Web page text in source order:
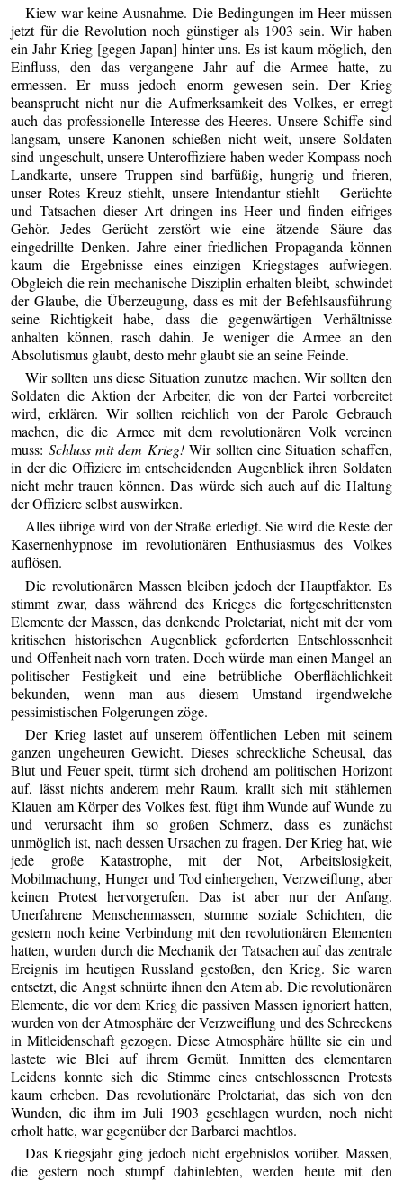
Kiew war keine Ausnahme. Die Bedingungen im Heer müssen
jetzt für die Revolution noch günstiger als 1903 sein. Wir haben
ein Jahr Krieg [gegen Japan] hinter uns. Es ist kaum möglich, den
Einfluss, den das vergangene Jahr auf die Armee hatte, zu
ermessen. Er muss jedoch enorm gewesen sein. Der Krieg
beansprucht nicht nur die Aufmerksamkeit des Volkes, er erregt
auch das professionelle Interesse des Heeres. Unsere Schiffe sind
langsam, unsere Kanonen schießen nicht weit, unsere Soldaten
sind ungeschult, unsere Unteroffiziere haben weder Kompass noch
Landkarte, unsere Truppen sind barfüßig, hungrig und frieren,
unser Rotes Kreuz stiehlt, unsere Intendantur stiehlt – Gerüchte
und Tatsachen dieser Art dringen ins Heer und finden eifriges
Gehör. Jedes Gerücht zerstört wie eine ätzende Säure das
eingedrillte Denken. Jahre einer friedlichen Propaganda können
kaum die Ergebnisse eines einzigen Kriegstages aufwiegen.
Obgleich die rein mechanische Disziplin erhalten bleibt, schwindet
der Glaube, die Überzeugung, dass es mit der Befehlsausführung
seine Richtigkeit habe, dass die gegenwärtigen Verhältnisse
anhalten können, rasch dahin. Je weniger die Armee an den
Absolutismus glaubt, desto mehr glaubt sie an seine Feinde.
Wir sollten uns diese Situation zunutze machen. Wir sollten den
Soldaten die Aktion der Arbeiter, die von der Partei vorbereitet
wird, erklären. Wir sollten reichlich von der Parole Gebrauch
machen, die die Armee mit dem revolutionären Volk vereinen
muss: Schluss mit dem Krieg!Wir sollten eine Situation schaffen,
in der die Offiziere im entscheidenden Augenblick ihren Soldaten
nicht mehr trauen können. Das würde sich auch auf die Haltung
der Offiziere selbst auswirken.
Alles übrige wird von der Straße erledigt. Sie wird die Reste der
Kasernenhypnose im revolutionären Enthusiasmus des Volkes
auflösen.
Die revolutionären Massen bleiben jedoch der Hauptfaktor. Es
stimmt zwar, dass während des Krieges die fortgeschrittensten
Elemente der Massen, das denkende Proletariat, nicht mit der vom
kritischen historischen Augenblick geforderten Entschlossenheit
und Offenheit nach vorn traten. Doch würde man einen Mangel an
politischer Festigkeit und eine betrübliche Oberflächlichkeit
bekunden, wenn man aus diesem Umstand irgendwelche
pessimistischen Folgerungen zöge.
Der Krieg lastet auf unserem öffentlichen Leben mit seinem
ganzen ungeheuren Gewicht. Dieses schreckliche Scheusal, das
Blut und Feuer speit, türmt sich drohend am politischen Horizont
auf, lässt nichts anderem mehr Raum, krallt sich mit stählernen
Klauen am Körper des Volkes fest, fügt ihm Wunde auf Wunde zu
und verursacht ihm so großen Schmerz, dass es zunächst
unmöglich ist, nach dessen Ursachen zu fragen. Der Krieg hat, wie
jede große Katastrophe, mit der Not, Arbeitslosigkeit,
Mobilmachung, Hunger und Tod einhergehen, Verzweiflung, aber
keinen Protest hervorgerufen. Das ist aber nur der Anfang.
Unerfahrene Menschenmassen, stumme soziale Schichten, die
gestern noch keine Verbindung mit den revolutionären Elementen
hatten, wurden durch die Mechanik der Tatsachen auf das zentrale
Ereignis im heutigen Russland gestoßen, den Krieg. Sie waren
entsetzt, die Angst schnürte ihnen den Atem ab. Die revolutionären
Elemente, die vor dem Krieg die passiven Massen ignoriert hatten,
wurden von der Atmosphäre der Verzweiflung und des Schreckens
in Mitleidenschaft gezogen. Diese Atmosphäre hüllte sie ein und
lastete wie Blei auf ihrem Gemüt. Inmitten des elementaren
Leidens konnte sich die Stimme eines entschlossenen Protests
kaum erheben. Das revolutionäre Proletariat, das sich von den
Wunden, die ihm im Juli 1903 geschlagen wurden, noch nicht
erholt hatte, war gegenüber der Barbarei machtlos.
Das Kriegsjahr ging jedoch nicht ergebnislos vorüber. Massen,
die gestern noch stumpf dahinlebten, werden heute mit den